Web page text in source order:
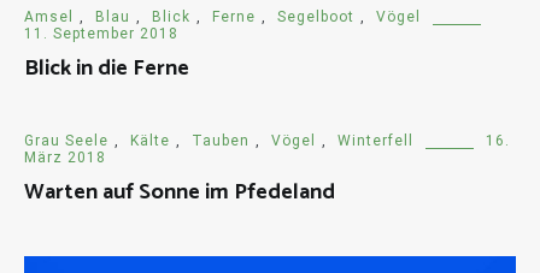
Amsel , Blau , Blick , Ferne , Segelboot ,
Vögel
11. September 2018
Blick in die Ferne
Grau Seele , Kälte , Tauben , Vögel , Winterfell
16.
März 2018
Warten auf Sonne im Pfedeland